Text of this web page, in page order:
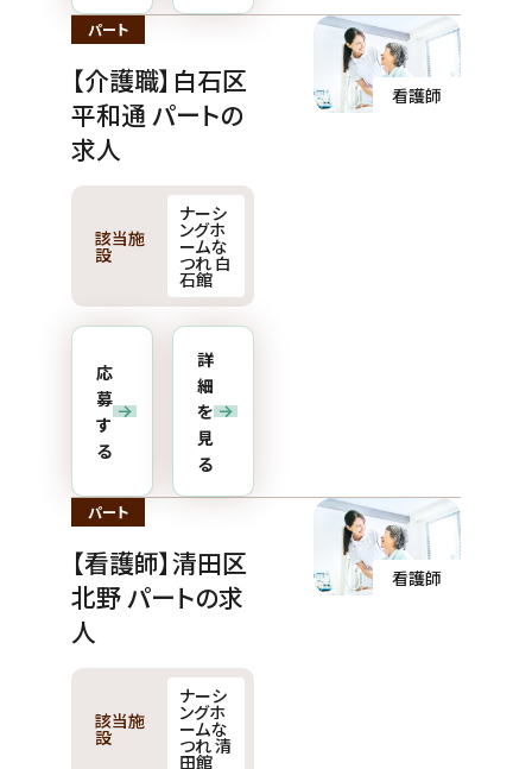
パート
【介護職】白石区
平和通 パートの
求人
該当施
設
ナーシ
ングホ
ームな
つれ 白
石館
応
募
す
る
詳
細
を
見
る
看護師
パート
【看護師】清田区
北野 パートの求
人
該当施
設
ナーシ
ングホ
ームな
つれ 清
田館
看護師